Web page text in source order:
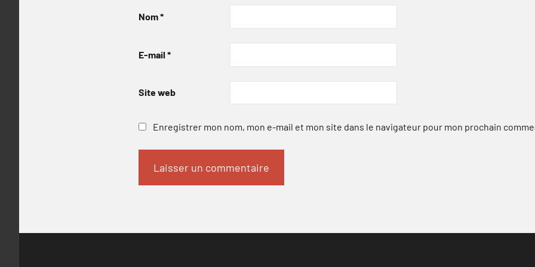
Nom*
E-mail *
Site web
Enregistrer mon nom, mon e-mail et mon site dans le navigateur pour mon prochain